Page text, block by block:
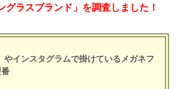
グラスブランド」を調査しました！
やインスタグラムで掛けているメガネフ